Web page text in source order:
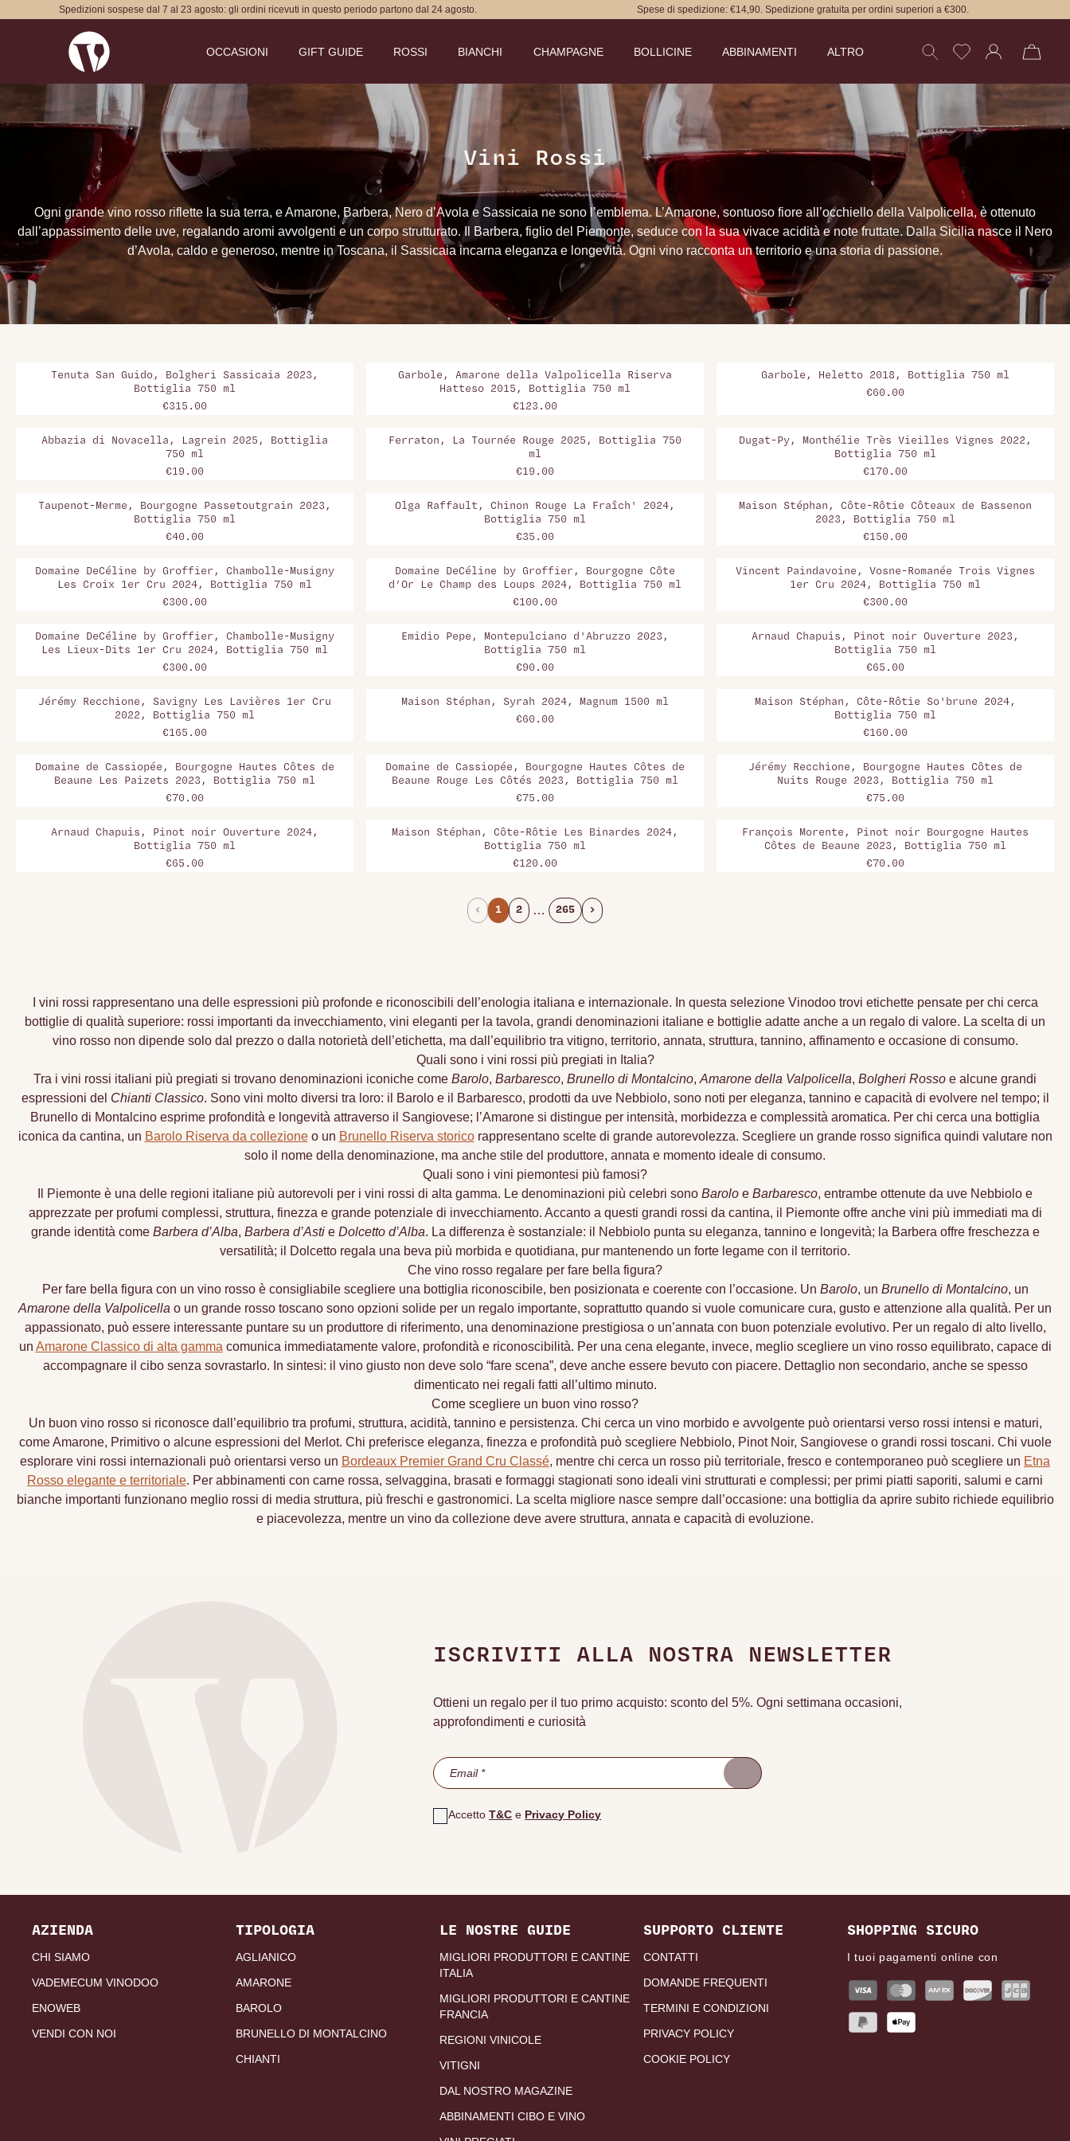
Spedizioni sospese dal 7 al 23 agosto: gli ordini ricevuti in questo periodo partono dal 24 agosto. Spese di spedizione: €14,90. Spedizione gratuita per ordini superiori a €300.
OCCASIONI GIFT GUIDE ROSSI BIANCHI CHAMPAGNE BOLLICINE ABBINAMENTI ALTRO
Vini Rossi
Ogni grande vino rosso riflette la sua terra, e Amarone, Barbera, Nero d’Avola e Sassicaia ne sono l’emblema. L’Amarone, sontuoso fiore all’occhiello della Valpolicella, è ottenuto
dall’appassimento delle uve, regalando aromi avvolgenti e un corpo strutturato. Il Barbera, figlio del Piemonte, seduce con la sua vivace acidità e note fruttate. Dalla Sicilia nasce il Nero
d’Avola, caldo e generoso, mentre in Toscana, il Sassicaia incarna eleganza e longevità. Ogni vino racconta un territorio e una storia di passione.
Tenuta San Guido, Bolgheri Sassicaia 2023,
Bottiglia 750 ml
€315.00
Garbole, Amarone della Valpolicella Riserva
Hatteso 2015, Bottiglia 750 ml
€123.00
Garbole, Heletto 2018, Bottiglia 750 ml
€60.00
Abbazia di Novacella, Lagrein 2025, Bottiglia
750 ml
€19.00
Ferraton, La Tournée Rouge 2025, Bottiglia 750
ml
€19.00
Dugat-Py, Monthélie Très Vieilles Vignes 2022,
Bottiglia 750 ml
€170.00
Taupenot-Merme, Bourgogne Passetoutgrain 2023,
Bottiglia 750 ml
€40.00
Olga Raffault, Chinon Rouge La Fraîch' 2024,
Bottiglia 750 ml
€35.00
Maison Stéphan, Côte-Rôtie Côteaux de Bassenon
2023, Bottiglia 750 ml
€150.00
Domaine DeCéline by Groffier, Chambolle-Musigny
Les Croix 1er Cru 2024, Bottiglia 750 ml
€300.00
Domaine DeCéline by Groffier, Bourgogne Côte
d’Or Le Champ des Loups 2024, Bottiglia 750 ml
€100.00
Vincent Paindavoine, Vosne-Romanée Trois Vignes
1er Cru 2024, Bottiglia 750 ml
€300.00
Domaine DeCéline by Groffier, Chambolle-Musigny
Les Lieux-Dits 1er Cru 2024, Bottiglia 750 ml
€300.00
Emidio Pepe, Montepulciano d'Abruzzo 2023,
Bottiglia 750 ml
€90.00
Arnaud Chapuis, Pinot noir Ouverture 2023,
Bottiglia 750 ml
€65.00
Jérémy Recchione, Savigny Les Lavières 1er Cru
2022, Bottiglia 750 ml
€165.00
Maison Stéphan, Syrah 2024, Magnum 1500 ml
€60.00
Maison Stéphan, Côte-Rôtie So'brune 2024,
Bottiglia 750 ml
€160.00
Domaine de Cassiopée, Bourgogne Hautes Côtes de
Beaune Les Paizets 2023, Bottiglia 750 ml
€70.00
Domaine de Cassiopée, Bourgogne Hautes Côtes de
Beaune Rouge Les Côtés 2023, Bottiglia 750 ml
€75.00
Jérémy Recchione, Bourgogne Hautes Côtes de
Nuits Rouge 2023, Bottiglia 750 ml
€75.00
Arnaud Chapuis, Pinot noir Ouverture 2024,
Bottiglia 750 ml
€65.00
Maison Stéphan, Côte-Rôtie Les Binardes 2024,
Bottiglia 750 ml
€120.00
François Morente, Pinot noir Bourgogne Hautes
Côtes de Beaune 2023, Bottiglia 750 ml
€70.00
‹ 1 2 … 265 ›
I vini rossi rappresentano una delle espressioni più profonde e riconoscibili dell’enologia italiana e internazionale. In questa selezione Vinodoo trovi etichette pensate per chi cerca
bottiglie di qualità superiore: rossi importanti da invecchiamento, vini eleganti per la tavola, grandi denominazioni italiane e bottiglie adatte anche a un regalo di valore. La scelta di un
vino rosso non dipende solo dal prezzo o dalla notorietà dell’etichetta, ma dall’equilibrio tra vitigno, territorio, annata, struttura, tannino, affinamento e occasione di consumo.
Quali sono i vini rossi più pregiati in Italia?
Tra i vini rossi italiani più pregiati si trovano denominazioni iconiche come Barolo, Barbaresco, Brunello di Montalcino, Amarone della Valpolicella, Bolgheri Rosso e alcune grandi
espressioni del Chianti Classico. Sono vini molto diversi tra loro: il Barolo e il Barbaresco, prodotti da uve Nebbiolo, sono noti per eleganza, tannino e capacità di evolvere nel tempo; il
Brunello di Montalcino esprime profondità e longevità attraverso il Sangiovese; l’Amarone si distingue per intensità, morbidezza e complessità aromatica. Per chi cerca una bottiglia
iconica da cantina, un Barolo Riserva da collezioneo un Brunello Riserva storicorappresentano scelte di grande autorevolezza. Scegliere un grande rosso significa quindi valutare non
solo il nome della denominazione, ma anche stile del produttore, annata e momento ideale di consumo.
Quali sono i vini piemontesi più famosi?
Il Piemonte è una delle regioni italiane più autorevoli per i vini rossi di alta gamma. Le denominazioni più celebri sono Barolo e Barbaresco, entrambe ottenute da uve Nebbiolo e
apprezzate per profumi complessi, struttura, finezza e grande potenziale di invecchiamento. Accanto a questi grandi rossi da cantina, il Piemonte offre anche vini più immediati ma di
grande identità come Barbera d’Alba, Barbera d’Astie Dolcetto d’Alba. La differenza è sostanziale: il Nebbiolo punta su eleganza, tannino e longevità; la Barbera offre freschezza e
versatilità; il Dolcetto regala una beva più morbida e quotidiana, pur mantenendo un forte legame con il territorio.
Che vino rosso regalare per fare bella figura?
Per fare bella figura con un vino rosso è consigliabile scegliere una bottiglia riconoscibile, ben posizionata e coerente con l’occasione. Un Barolo, un Brunello di Montalcino, un
Amarone della Valpolicella o un grande rosso toscano sono opzioni solide per un regalo importante, soprattutto quando si vuole comunicare cura, gusto e attenzione alla qualità. Per un
appassionato, può essere interessante puntare su un produttore di riferimento, una denominazione prestigiosa o un’annata con buon potenziale evolutivo. Per un regalo di alto livello,
un Amarone Classico di alta gamma comunica immediatamente valore, profondità e riconoscibilità. Per una cena elegante, invece, meglio scegliere un vino rosso equilibrato, capace di
accompagnare il cibo senza sovrastarlo. In sintesi: il vino giusto non deve solo “fare scena”, deve anche essere bevuto con piacere. Dettaglio non secondario, anche se spesso
dimenticato nei regali fatti all’ultimo minuto.
Come scegliere un buon vino rosso?
Un buon vino rosso si riconosce dall’equilibrio tra profumi, struttura, acidità, tannino e persistenza. Chi cerca un vino morbido e avvolgente può orientarsi verso rossi intensi e maturi,
come Amarone, Primitivo o alcune espressioni del Merlot. Chi preferisce eleganza, finezza e profondità può scegliere Nebbiolo, Pinot Noir, Sangiovese o grandi rossi toscani. Chi vuole
esplorare vini rossi internazionali può orientarsi verso un Bordeaux Premier Grand Cru Classé, mentre chi cerca un rosso più territoriale, fresco e contemporaneo può scegliere un Etna
Rosso elegante e territoriale. Per abbinamenti con carne rossa, selvaggina, brasati e formaggi stagionati sono ideali vini strutturati e complessi; per primi piatti saporiti, salumi e carni
bianche importanti funzionano meglio rossi di media struttura, più freschi e gastronomici. La scelta migliore nasce sempre dall’occasione: una bottiglia da aprire subito richiede equilibrio
e piacevolezza, mentre un vino da collezione deve avere struttura, annata e capacità di evoluzione.
ISCRIVITI ALLA NOSTRA NEWSLETTER
Ottieni un regalo per il tuo primo acquisto: sconto del 5%. Ogni settimana occasioni,
approfondimenti e curiosità
AccettoT&C e Privacy Policy
AZIENDA
CHI SIAMO
VADEMECUM VINODOO
ENOWEB
VENDI CON NOI
TIPOLOGIA
AGLIANICO
AMARONE
BAROLO
BRUNELLO DI MONTALCINO
CHIANTI
LE NOSTRE GUIDE
MIGLIORI PRODUTTORI E CANTINE
ITALIA
MIGLIORI PRODUTTORI E CANTINE
FRANCIA
REGIONI VINICOLE
VITIGNI
DAL NOSTRO MAGAZINE
ABBINAMENTI CIBO E VINO
SUPPORTO CLIENTE
CONTATTI
DOMANDE FREQUENTI
TERMINI E CONDIZIONI
PRIVACY POLICY
COOKIE POLICY
SHOPPING SICURO
I tuoi pagamenti online con